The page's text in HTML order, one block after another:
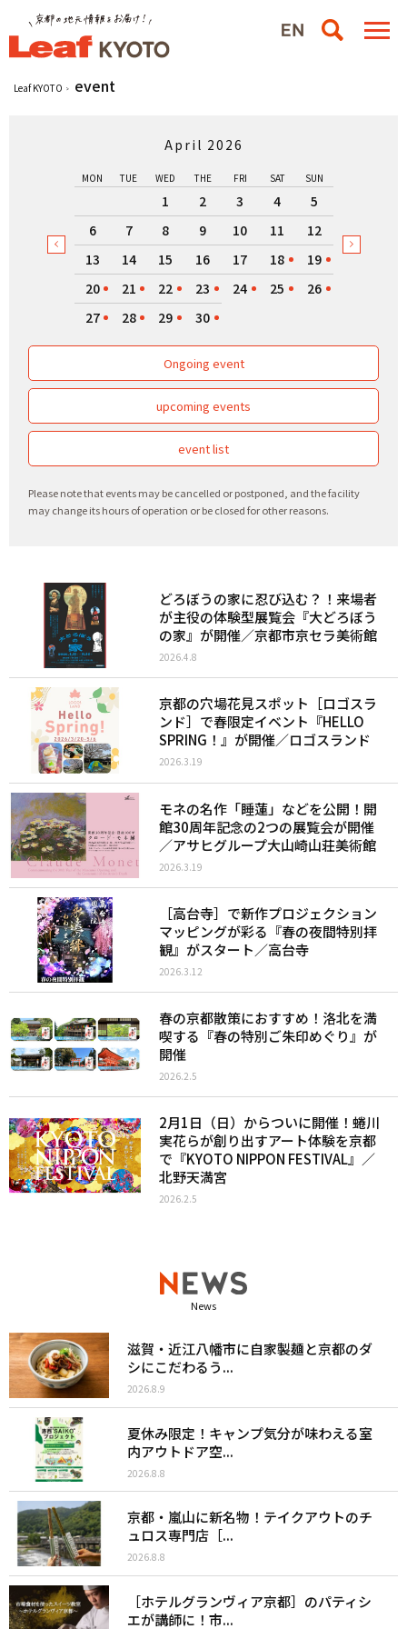
Leaf KYOTO event
April 2026
MON TUE WED THE FRI SAT SUN
1 2 3 4
5
6
7 8 9 10 11
12
13
14 15 16 17 18
19
20
21 22 23 24 25
26
27
28 29 30
Ongoing event
upcoming events
event list
Please note that events may be cancelled or postponed, and the facility
may change its hours of operation or be closed for other reasons.
どろぼうの家に忍び込む？！来場者
が主役の体験型展覧会『大どろぼう
の家』が開催／京都市京セラ美術館
2026.4.8
京都の穴場花見スポット［ロゴスラ
ンド］で春限定イベント『HELLO
SPRING！』が開催／ロゴスランド
2026.3.19
モネの名作「睡蓮」などを公開！開
館30周年記念の2つの展覧会が開催
／アサヒグループ大山崎山荘美術館
2026.3.19
［高台寺］で新作プロジェクション
マッピングが彩る『春の夜間特別拝
観』がスタート／高台寺
2026.3.12
春の京都散策におすすめ！洛北を満
喫する『春の特別ご朱印めぐり』が
開催
2026.2.5
2月1日（日）からついに開催！蜷川
実花らが創り出すアート体験を京都
で『KYOTO NIPPON FESTIVAL』／
北野天満宮
2026.2.5
News
滋賀・近江八幡市に自家製麺と京都のダ
シにこだわるう...
2026.8.9
夏休み限定！キャンプ気分が味わえる室
内アウトドア空...
2026.8.8
京都・嵐山に新名物！テイクアウトのチ
ュロス専門店［...
2026.8.8
［ホテルグランヴィア京都］のパティシ
エが講師に！市...